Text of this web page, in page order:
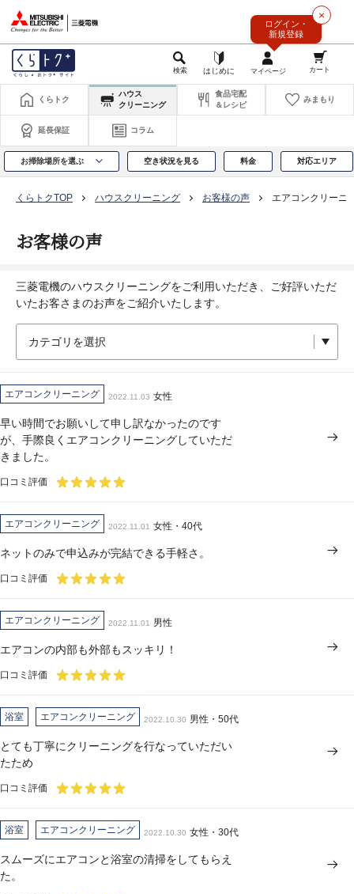
×
ログイン・
新規登録
くらトク
ハウス
クリーニング
食品宅配
＆レシピ
みまもり
延長保証 コラム
お掃除場所を選ぶ 空き状況を見る 料金 対応エリア
くらトクTOP ハウスクリーニング お客様の声 エアコンクリーニ
お客様の声
三菱電機のハウスクリーニングをご利用いただき、ご好評いただ
いたお客さまのお声をご紹介いたします。
エアコンクリーニング 2022.11.03 女性
早い時間でお願いして申し訳なかったのです
が、手際良くエアコンクリーニングしていただ
きました。
口コミ評価
エアコンクリーニング 2022.11.01 女性・40代
ネットのみで申込みが完結できる手軽さ。
口コミ評価
エアコンクリーニング 2022.11.01 男性
エアコンの内部も外部もスッキリ！
口コミ評価
浴室 エアコンクリーニング 2022.10.30 男性・50代
とても丁寧にクリーニングを行なっていただい
たため
口コミ評価
浴室 エアコンクリーニング 2022.10.30 女性・30代
スムーズにエアコンと浴室の清掃をしてもらえ
た。